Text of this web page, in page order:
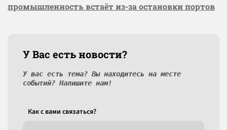
промышленность встаёт из-за остановки портов
У Вас есть новости?
У вас есть тема? Вы находитесь на месте
событий? Напишите нам!
Как c вами связаться?